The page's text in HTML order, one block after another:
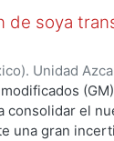
para
e
social.
social se
que le permite
embargo,
potencian a
de soya
Unidad
Martínez Acosta,
consolidar el
una gran